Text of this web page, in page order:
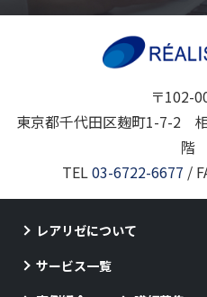
〒102-
東京都千代田区麹町1-7-2
階
TEL03-6722-6677 /
レアリゼについて
サービス一覧